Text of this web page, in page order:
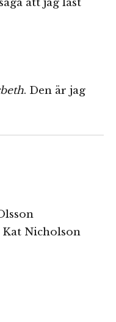
att jag läst
. Den är jag
Kat Nicholson